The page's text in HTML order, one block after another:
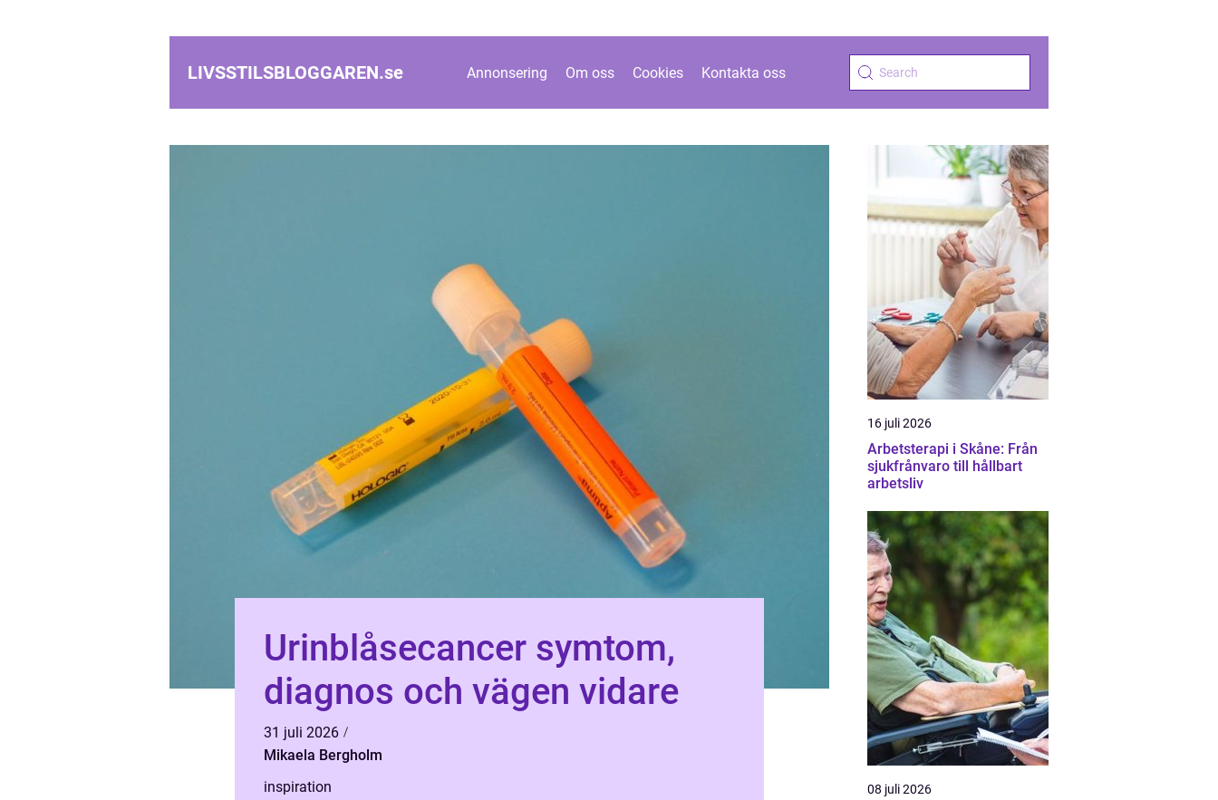
LIVSSTILSBLOGGAREN.se Annonsering Om oss Cookies Kontakta oss
Urinblåsecancer symtom,
diagnos och vägen vidare
31 juli 2026
Mikaela Bergholm
inspiration
16 juli 2026
Arbetsterapi i Skåne: Från
sjukfrånvaro till hållbart
arbetsliv
08 juli 2026